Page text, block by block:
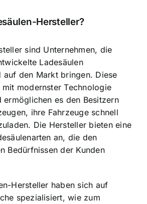
Hersteller?
sind Unternehmen, die
Ladesäulen
auf den Markt bringen. Diese
mit modernster Technologie
ermöglichen es den Besitzern
ihre Fahrzeuge schnell
Die Hersteller bieten eine
an, die den
Bedürfnissen der Kunden
Hersteller haben sich auf
spezialisiert, wie zum